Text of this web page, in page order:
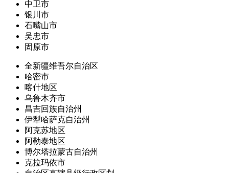
中卫市
银川市
石嘴山市
吴忠市
固原市
全新疆维吾尔自治区
哈密市
喀什地区
乌鲁木齐市
昌吉回族自治州
伊犁哈萨克自治州
阿克苏地区
阿勒泰地区
博尔塔拉蒙古自治州
克拉玛依市